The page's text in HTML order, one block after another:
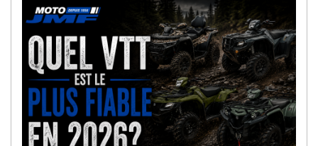
O
U
V
E
L
E